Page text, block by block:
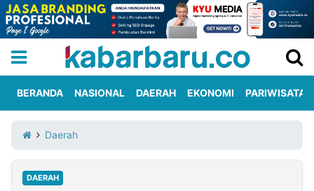
Iklan
Berita
Kami
BERANDA NASIONAL DAERAH EKONOMI PARIWISATA
Daerah
DAERAH